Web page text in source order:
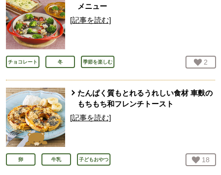
メニュー
[記事を読む]
チョコレート 冬 季節を楽しむ お気
2
たんぱく質もとれるうれしい食材 車麩の
もちもち和フレンチトースト
[記事を読む]
卵 牛乳 子どもおやつ お気
18